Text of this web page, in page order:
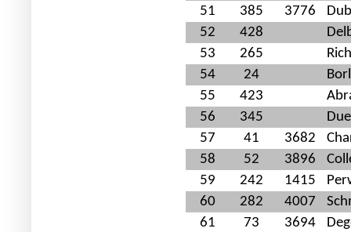
51
385 3776
52
428
53
265
54
24
55
423
56
345
57
41 3682
58
52 3896
59
242 1415
60
282 4007
61
73 3694